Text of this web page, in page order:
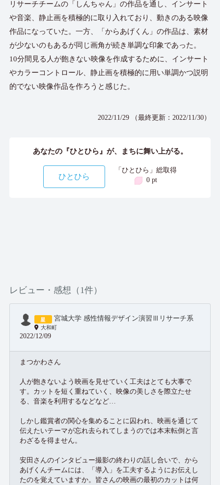
リサーチチームの「しんちゃん」の作品を通し、インサート
や音楽、静止画を積極的に取り入れており、動きのある映像
作品になっていた。一方、「からあげくん」の作品は、素材
が少ないのもあるが同じ画角が続き単調な印象であった。
10分間見る人が飽きない映像を作成するために、インサート
やカラーコントロール、静止画を積極的に用い単調かつ説明
的でない映像作品を作ろうと感じた。
2022/11/29 （最終更新：2022/11/30）
あなたの『ひとひら』が、まちに舞い上がる。
ひとひら
「ひとひら」総取得
0 pt
レビュー・感想（1件）
宮城大学 感性情報デザイン演習Ⅲリサーチ系
大和町
2022/12/09
まつかわさん
人が飽きないよう映画を見せていく工夫はとても大事で
す。カットを短く重ねていく、映像の美しさを際立たせ
る、音楽を利用するなどなど…
しかし鑑賞者の関心を集めることに囚われ、映画を通じて
伝えたいテーマが忘れ去られてしまうのでは本末転倒と言
わざるを得ません。
安田さんのインタビュー撮影の終わりの話し合いで、から
あげくんチームには、「導入」を工夫するようにお伝えし
たのを覚えていますか。皆さんの映画の最初のカットは何